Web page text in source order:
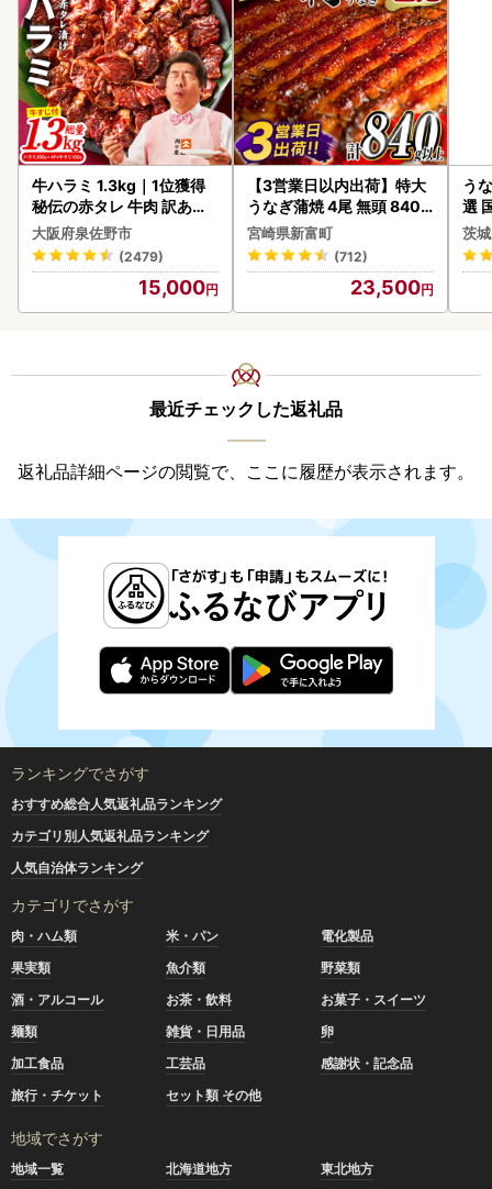
牛ハラミ 1.3kg｜1位獲得
秘伝の赤タレ 牛肉 訳あり
焼肉 BBQ
大阪府泉佐野市
(2479)
15,000
【3営業日以内出荷】特大
うなぎ蒲焼 4尾 無頭 840g
以上 C388-840-3D
宮崎県新富町
(712)
23,500
う
選
付
あ
人
茨
最近チェックした返礼品
返礼品詳細ページの閲覧で、ここに履歴が表示されます。
ランキングでさがす
おすすめ総合人気返礼品ランキング
カテゴリ別人気返礼品ランキング
人気自治体ランキング
カテゴリでさがす
肉・ハム類 米・パン
電化製品
果実類
魚介類
野菜類
酒・アルコール
お茶・飲料
お菓子・スイーツ
麺類
雑貨・日用品
卵
加工食品
工芸品
感謝状・記念品
旅行・チケット
セット類 その他
地域でさがす
地域一覧 北海道地方
東北地方